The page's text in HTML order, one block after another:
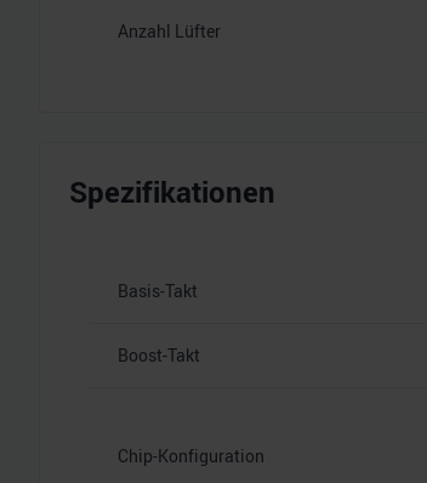
Anzahl Lüfter
Spezifikationen
Basis-Takt
Boost-Takt
Chip-Konfiguration